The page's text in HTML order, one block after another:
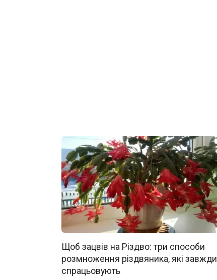
Щоб зацвів на Різдво: три способи
розмноження різдвяника, які завжди
спрацьовують